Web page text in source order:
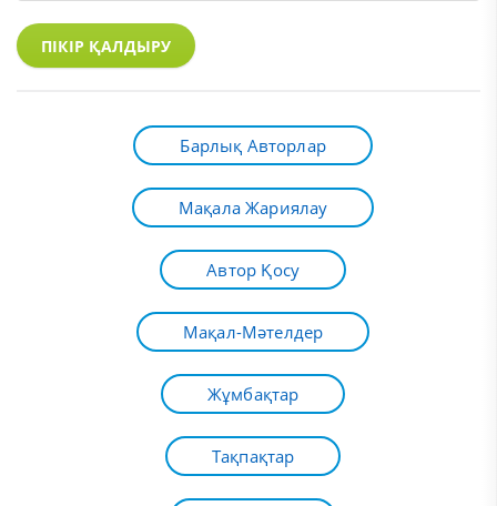
ПІКІР ҚАЛДЫРУ
Барлық Авторлар
Мақала Жариялау
Автор Қосу
Мақал-Мәтелдер
Жұмбақтар
Тақпақтар